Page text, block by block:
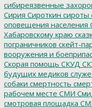
сибиреязвенные
Сирия Сироткин сироты
оповещения населения
Хабаровскому краю
пограничников скейт-
вооружения и
Скорая помощь СКУД
будущих медиков
собаки смертность
рабочем месте СМИ
смотровая площадка